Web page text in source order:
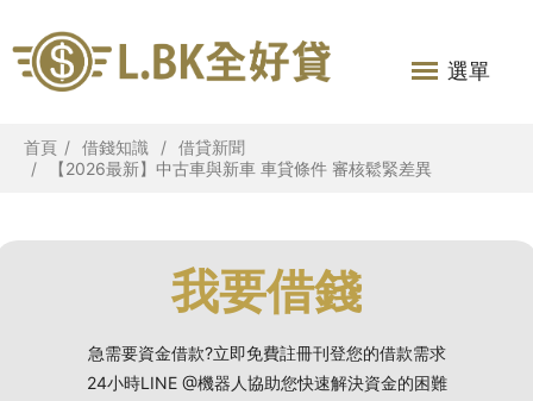
選單
首頁 借錢知識
借貸新聞
【2026最新】中古車與新車 車貸條件 審核鬆緊差異
我要借錢
急需要資金借款?立即免費註冊刊登您的借款需求
24小時LINE @機器人協助您快速解決資金的困難